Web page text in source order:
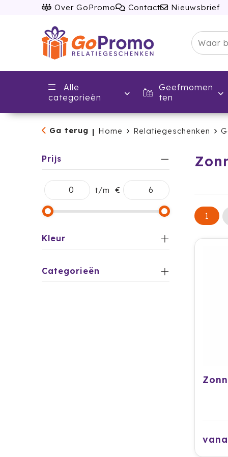
Over GoPromo Contact Nieuwsbrief
Alle
categorieën
Geefmomen
ten
Ga terug | Home Relatiegeschenken
Prijs
t/m €
Kleur
Categorieën
1